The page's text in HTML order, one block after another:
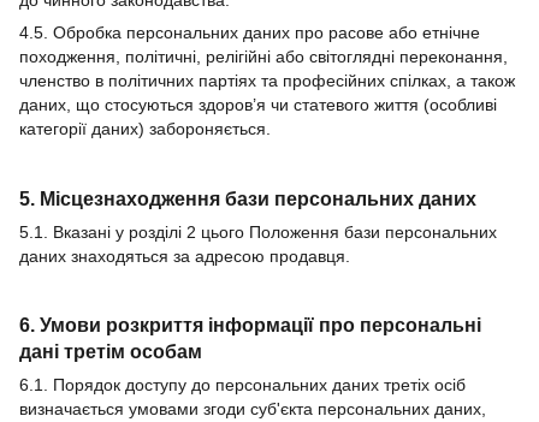
4.5. Обробка персональних даних про расове або етнічне
походження, політичні, релігійні або світоглядні переконання,
членство в політичних партіях та професійних спілках, а також
даних, що стосуються здоров’я чи статевого життя (особливі
категорії даних) забороняється.
5. Місцезнаходження бази персональних даних
5.1. Вказані у розділі 2 цього Положення бази персональних
даних знаходяться за адресою продавця.
6. Умови розкриття інформації про персональні
дані третім особам
6.1. Порядок доступу до персональних даних третіх осіб
визначається умовами згоди суб'єкта персональних даних,